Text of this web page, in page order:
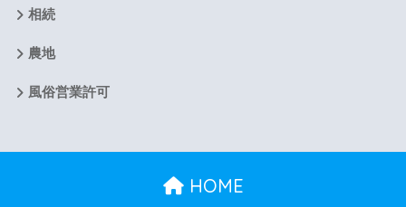
相続
農地
風俗営業許可
HOME